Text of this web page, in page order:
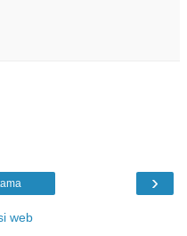
›
web